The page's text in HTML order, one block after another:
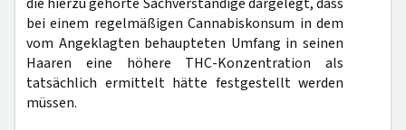
bei einem regelmäßigen Cannabiskonsum in dem
vom Angeklagten behaupteten Umfang in seinen
Haaren eine höhere THC-Konzentration als
tatsächlich ermittelt hätte festgestellt werden
müssen.